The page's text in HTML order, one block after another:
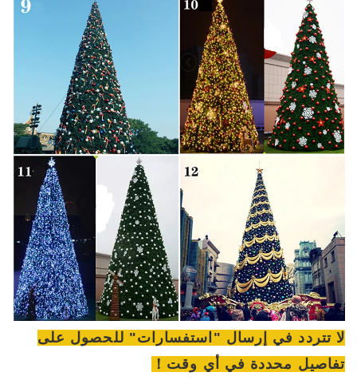
لا تتردد في إرسال "استفسارات" للحصول على
تفاصيل محددة في أي وقت！